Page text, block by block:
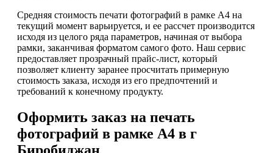
Средняя стоимость печати фотографий в рамке А4 на
текущий момент варьируется, и ее рассчет производится
исходя из целого ряда параметров, начиная от выбора
рамки, заканчивая форматом самого фото. Наш сервис
предоставляет прозрачный прайс-лист, который
позволяет клиенту заранее просчитать примерную
стоимость заказа, исходя из его предпочтений и
требований к конечному продукту.
Оформить заказ на печать
фотографий в рамке А4 в г